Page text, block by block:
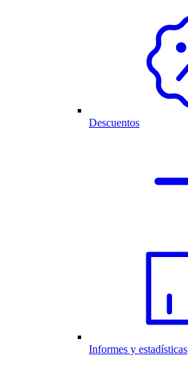
Descuentos
Informes y estadísticas